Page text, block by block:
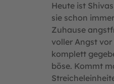
Heute ist
sie schon
Zuhause
voller Angst
komplett
böse. Kommt